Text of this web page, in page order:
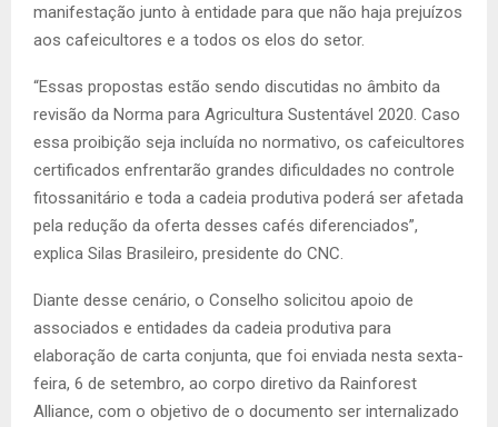
manifestação junto à entidade para que não haja prejuízos
aos cafeicultores e a todos os elos do setor.
“Essas propostas estão sendo discutidas no âmbito da
revisão da Norma para Agricultura Sustentável 2020. Caso
essa proibição seja incluída no normativo, os cafeicultores
certificados enfrentarão grandes dificuldades no controle
fitossanitário e toda a cadeia produtiva poderá ser afetada
pela redução da oferta desses cafés diferenciados”,
explica Silas Brasileiro, presidente do CNC.
Diante desse cenário, o Conselho solicitou apoio de
associados e entidades da cadeia produtiva para
elaboração de carta conjunta, que foi enviada nesta sexta-
feira, 6 de setembro, ao corpo diretivo da Rainforest
Alliance, com o objetivo de o documento ser internalizado